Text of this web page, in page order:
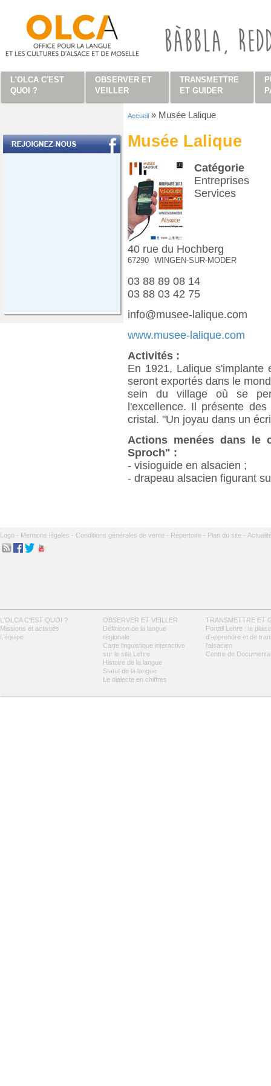
Accueil » Musée Lalique
Musée Lalique
Catégorie
Entreprises
Services
40 rue du Hochberg
67290 WINGEN-SUR-MODER
03 88 89 08 14
03 88 03 42 75
info@musee-lalique.com
www.musee-lalique.com
Activités :
En 1921, Lalique s'implante
seront exportés dans le
sein du village où se
l'excellence. Il présente
cristal. "Un joyau dans un
Actions menées dans le
Sproch" :
- visioguide en alsacien ;
- drapeau alsacien figurant
Logo - Mentions légales - Conditions générales de vente - Répertoire - Plan du site -
L'OLCA C'EST QUOI ?
Missions et activités
L’équipe
OBSERVER ET VEILLER
Définition de la langue
régionale
Carte linguistique interactive
sur le site Lehre
Histoire de la langue
Statut de la langue
Le dialecte en chiffres
TRANSMETTRE ET
Portail Lehre : le plaisir
d’apprendre et de
l’alsacien
Centre de
L'OLCA C'EST
QUOI ?
OBSERVER ET
VEILLER
TRANSMETTRE
ET GUIDER